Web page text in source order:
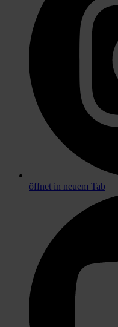
öffnet in neuem Tab